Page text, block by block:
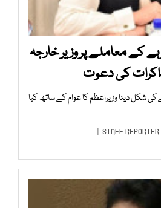
کے معاملے پر وزیر خارجہ
کی دعوت
شکل دینا وزیراعظم کا عوام کے ساتھ کیا
STAFF REPORTER